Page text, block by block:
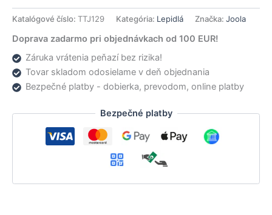
power
Katalógové číslo: TTJ129 Kategória: Lepidlá Značka: Joola
Doprava zadarmo pri objednávkach od 100 EUR!
Záruka vrátenia peňazí bez rizika!
Tovar skladom odosielame v deň objednania
Bezpečné platby - dobierka, prevodom, online platby
Bezpečné platby